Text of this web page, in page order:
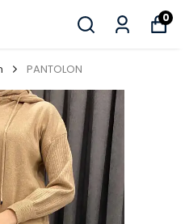
0
PANTOLON